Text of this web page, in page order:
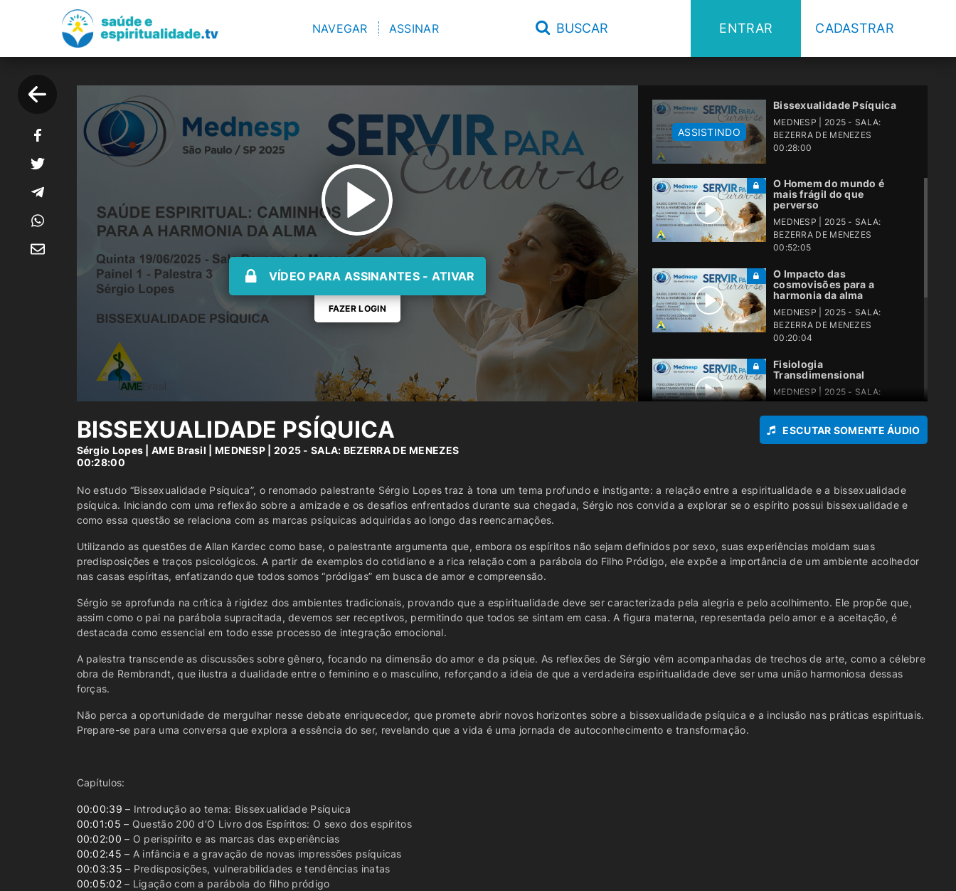
NAVEGAR ASSINAR BUSCAR ENTRAR CADASTRAR
VÍDEO PARA ASSINANTES - ATIVAR
FAZER LOGIN
ASSISTINDO
Bissexualidade Psíquica
MEDNESP | 2025 - SALA:
BEZERRA DE MENEZES
00:28:00
O Homem do mundo é
mais frágil do que
perverso
MEDNESP | 2025 - SALA:
BEZERRA DE MENEZES
00:52:05
O Impacto das
cosmovisões para a
harmonia da alma
MEDNESP | 2025 - SALA:
BEZERRA DE MENEZES
00:20:04
Fisiologia
Transdimensional
MEDNESP | 2025 - SALA:
BEZERRA DE MENEZES
00:43:19
As Sete Portas da Alma
00:36:45
MEDNESP | 2025 - SALA:
BEZERRA DE MENEZES
BISSEXUALIDADE PSÍQUICA
Sérgio Lopes |AME Brasil
MEDNESP | 2025 - SALA: BEZERRA DE MENEZES
00:28:00
ESCUTAR SOMENTE ÁUDIO
No estudo “Bissexualidade Psíquica”, o renomado palestrante Sérgio Lopes traz à tona um tema profundo e instigante: a relação entre a espiritualidade e a bissexualidade
psíquica. Iniciando com uma reflexão sobre a amizade e os desafios enfrentados durante sua chegada, Sérgio nos convida a explorar se o espírito possui bissexualidade e
como essa questão se relaciona com as marcas psíquicas adquiridas ao longo das reencarnações.
Utilizando as questões de Allan Kardec como base, o palestrante argumenta que, embora os espíritos não sejam definidos por sexo, suas experiências moldam suas
predisposições e traços psicológicos. A partir de exemplos do cotidiano e a rica relação com a parábola do Filho Pródigo, ele expõe a importância de um ambiente acolhedor
nas casas espíritas, enfatizando que todos somos “pródigas” em busca de amor e compreensão.
Sérgio se aprofunda na crítica à rigidez dos ambientes tradicionais, provando que a espiritualidade deve ser caracterizada pela alegria e pelo acolhimento. Ele propõe que,
assim como o pai na parábola supracitada, devemos ser receptivos, permitindo que todos se sintam em casa. A figura materna, representada pelo amor e a aceitação, é
destacada como essencial em todo esse processo de integração emocional.
A palestra transcende as discussões sobre gênero, focando na dimensão do amor e da psique. As reflexões de Sérgio vêm acompanhadas de trechos de arte, como a célebre
obra de Rembrandt, que ilustra a dualidade entre o feminino e o masculino, reforçando a ideia de que a verdadeira espiritualidade deve ser uma união harmoniosa dessas
forças.
Não perca a oportunidade de mergulhar nesse debate enriquecedor, que promete abrir novos horizontes sobre a bissexualidade psíquica e a inclusão nas práticas espirituais.
Prepare-se para uma conversa que explora a essência do ser, revelando que a vida é uma jornada de autoconhecimento e transformação.
Capítulos:
00:00:39 – Introdução ao tema: Bissexualidade Psíquica
00:01:05 – Questão 200 d’O Livro dos Espíritos: O sexo dos espíritos
00:02:00 – O perispírito e as marcas das experiências
00:02:45 – A infância e a gravação de novas impressões psíquicas
00:03:35 – Predisposições, vulnerabilidades e tendências inatas
00:05:02– Ligação com a parábola do filho pródigo